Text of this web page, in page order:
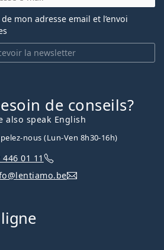
la newsletter
de mon adresse email et l’envoi
de conseils?
also speak English
nous (Lun-Ven 8h30-16h)
446 01 11